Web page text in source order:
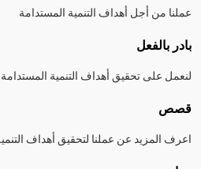
عملنا من أجل أهداف التنمية المستدامة
بادر بالفعل
لنعمل على تحقيق أهداف التنمية المستدامة
قصص
اعرف المزيد عن عملنا لتحقيق أهداف